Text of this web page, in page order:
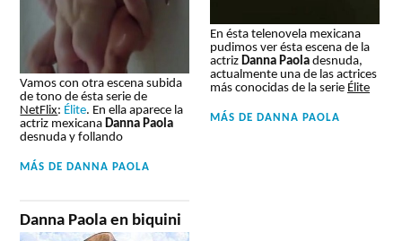
Vamos con otra escena subida
de tono de ésta serie de
NetFlix: Élite. En ella aparece la
actriz mexicana Danna Paola
desnuda y follando
MÁS DE DANNA PAOLA
En ésta telenovela mexicana
pudimos ver ésta escena de la
actrizDanna Paola desnuda,
actualmente una de las actrices
más conocidas de la serie Élite
MÁS DE DANNA PAOLA
Danna Paola en biquini